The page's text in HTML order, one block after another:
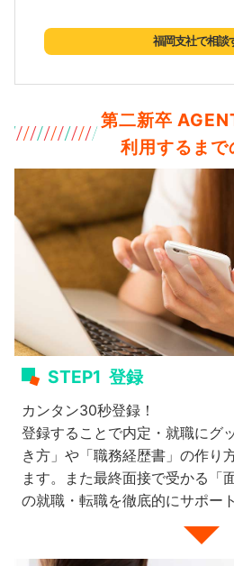
福岡支社で相談
第二新卒
利用するまで
STEP1 登録
カンタン30秒登録！
登録することで内定・就職にグ
き方」や「職務経歴書」の作り
ます。また最終面接で受かる「
の就職・転職を徹底的にサポー